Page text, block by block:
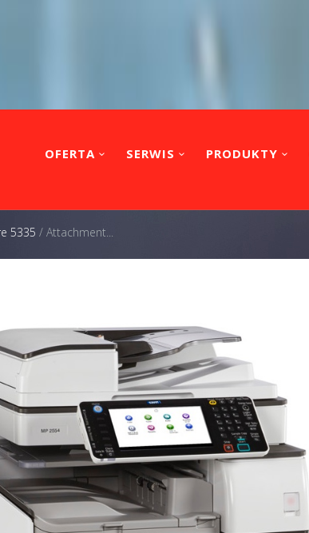
OFERTA SERWIS PRODUKTY
5335 / Attachment...